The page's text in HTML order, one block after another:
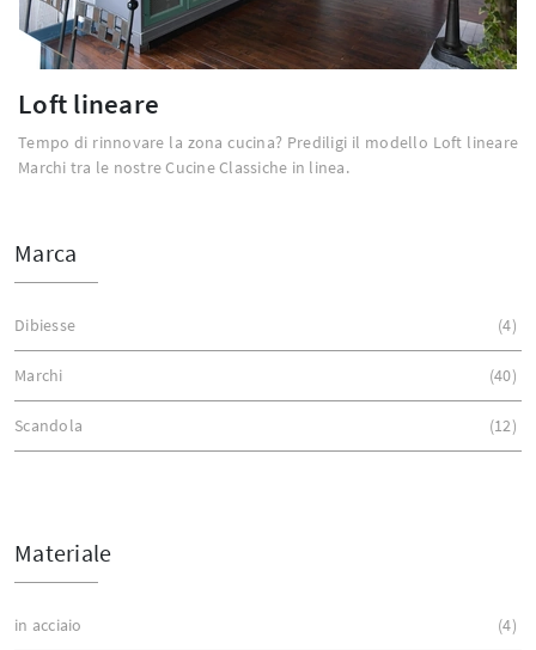
Loft lineare
Tempo di rinnovare la zona cucina? Prediligi il modello Loft lineare
Marchi tra le nostre Cucine Classiche in linea.
Marca
Dibiesse 4
Marchi 40
Scandola 12
Materiale
in acciaio 4